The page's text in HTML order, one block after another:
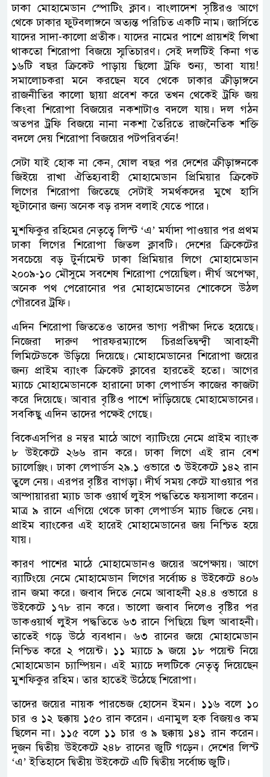
ঢাকা মোহামেডান স্পোটিং ক্লাব। বাংলাদেশ সৃষ্টিরও আগে
থেকে ঢাকার ফুটবলাঙ্গনে অত্যন্ত পরিচিত একটি নাম। জার্সিতে
যাদের সাদা-কালো প্রতীক। যাদের নামের পাশে প্রায়শই লিখা
থাকতো শিরোপা বিজয়ে স্মৃতিচারণ। সেই দলটিই কিনা গত
১৬টি বছর ক্রিকেট পাড়ায় ছিলো ট্রফি শুন্য, ভাবা যায়!
সমালোচকরা মনে করছেন যবে থেকে ঢাকার ক্রীড়াঙ্গনে
রাজনীতির কালো ছায়া প্রবেশ করে তখন থেকেই ট্রফি জয়
কিংবা শিরোপা বিজয়ের নকশাটাও বদলে যায়। দল গঠন
অতপর ট্রফি বিজয়ে নানা নকশা তৈরিতে রাজনৈতিক শক্তি
বদলে দেয় শিরোপা বিজয়ের পটপরিবর্তন!
সেটা যাই হোক না কেন, ষোল বছর পর দেশের ক্রীড়াঙ্গনকে
জিইয়ে রাখা ঐতিহ্যবাহী মোহামেডান প্রিমিয়ার ক্রিকেট
লিগের শিরোপা জিতেছে সেটাই সমর্থকদের মুখে হাসি
ফুটানোর জন্য অনেক বড় রসদ বলাই যেতে পারে।
মুশফিকুর রহিমের নেতৃত্বে লিস্ট ‘এ’ মর্যাদা পাওয়ার পর প্রথম
ঢাকা লিগের শিরোপা জিতল ক্লাবটি। দেশের ক্রিকেটের
সবচেয়ে বড় টুর্নামেন্ট ঢাকা প্রিমিয়ার লিগে মোহামেডান
২০০৯-১০ মৌসুমে সবশেষ শিরোপা পেয়েছিল। দীর্ঘ অপেক্ষা,
অনেক পথ পেরোনোর পর মোহামেডানের শোকেসে উঠল
গৌরবের ট্রফি।
এদিন শিরোপা জিততেও তাদের ভাগ্য পরীক্ষা দিতে হয়েছে।
নিজেরা দারুণ পারফরম্যান্সে চিরপ্রতিদ্বন্দ্বী আবাহনী
লিমিটেডকে উড়িয়ে দিয়েছে। মোহামেডানের শিরোপা জয়ের
জন্য প্রাইম ব্যাংক ক্রিকেট ক্লাবের হারতেই হতো। আগের
ম্যাচে মোহামেডানকে হারানো ঢাকা লেপার্ডস কাজের কাজটা
করে দিয়েছে। আবার বৃষ্টিও পাশে দাঁড়িয়েছে মোহামেডানের।
সবকিছু এদিন তাদের পক্ষেই গেছে।
বিকেএসপির ৪ নম্বর মাঠে আগে ব্যাটিংয়ে নেমে প্রাইম ব্যাংক
৮ উইকেটে ২৬৬ রান করে। ঢাকা লিগে এই রান বেশ
চ্যালেঞ্জিং। ঢাকা লেপার্ডস ২৯.১ ওভারে ৩ উইকেটে ১৪২ রান
তুলে নেয়। এরপর বৃষ্টির বাগড়া। দীর্ঘ সময় কেটে যাওয়ার পর
আম্পায়াররা ম্যাচ ডাক ওয়ার্থ লুইস পদ্ধতিতে ফয়সালা করেন।
মাত্র ৯ রানে এগিয়ে থেকে ঢাকা লেপার্ডস ম্যাচ জিতে নেয়।
প্রাইম ব্যাংকের এই হারেই মোহামেডানের জয় নিশ্চিত হয়ে
যায়।
কারণ পাশের মাঠে মোহামেডানও জয়ের অপেক্ষায়। আগে
ব্যাটিংয়ে নেমে মোহামেডান লিগের সর্বোচ্চ ৪ উইকেটে ৪০৬
রান জমা করে। জবাব দিতে নেমে আবাহনী ২৪.৪ ওভারে ৪
উইকেটে ১৭৮ রান করে। ভালো জবাব দিলেও বৃষ্টির পর
ডাকওয়ার্থ লুইস পদ্ধতিতে ৬৩ রানে পিছিয়ে ছিল আবাহনী।
তাতেই গড়ে উঠে ব্যবধান। ৬৩ রানের জয়ে মোহামেডান
নিশ্চিত করে ২ পয়েন্ট। ১১ ম্যাচে ৯ জয়ে ১৮ পয়েন্ট নিয়ে
মোহামেডান চ্যাম্পিয়ন। এই ম্যাচে দলটিকে নেতৃত্ব দিয়েছেন
মুশফিকুর রহিম। তার হাতেই উঠেছে শিরোপা।
তাদের জয়ের নায়ক পারভেজ হোসেন ইমন। ১১৬ বলে ১০
চার ও ১২ ছক্কায় ১৫০ রান করেন। এনামুল হক বিজয়ও কম
ছিলেন না। ১১৫ বলে ১১ চার ও ৯ ছক্কায় ১৪১ রান করেন।
দুজন দ্বিতীয় উইকেটে ২৪৮ রানের জুটি গড়েন। দেশের লিস্ট
‘এ’ ইতিহাসে দ্বিতীয় উইকেটে এটি দ্বিতীয় সর্বোচ্চ জুটি।